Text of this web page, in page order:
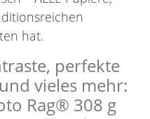
hat.
perfekte
vieles mehr:
Rag® 308 g